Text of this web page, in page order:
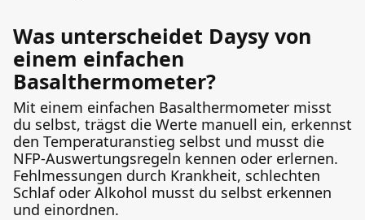
Was unterscheidet Daysy von
einem einfachen
Basalthermometer?
Mit einem einfachen Basalthermometer misst
du selbst, trägst die Werte manuell ein, erkennst
den Temperaturanstieg selbst und musst die
NFP-Auswertungsregeln kennen oder erlernen.
Fehlmessungen durch Krankheit, schlechten
Schlaf oder Alkohol musst du selbst erkennen
und einordnen.